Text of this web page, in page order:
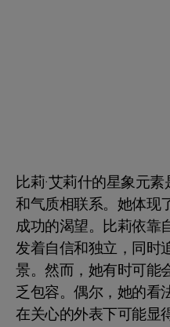
比莉·艾莉什的星象元
和气质相联系。她体现
成功的渴望。比莉依靠
发着自信和独立，同时
景。然而，她有时可能
乏包容。偶尔，她的看
在关心的外表下可能显